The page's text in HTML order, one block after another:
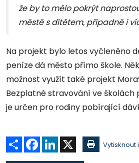
že by to mělo pokrýt
městě s dítětem, případně i
Na projekt bylo letos vyčleněno
peníze dá město přímo škole.
možnost využít také projekt
Bezplatné stravování ve školách
je určen pro rodiny pobírající
Sdílet Facebook
LinkedIn Vytisknout